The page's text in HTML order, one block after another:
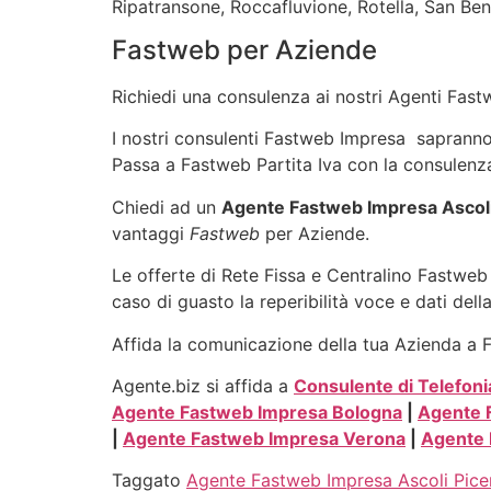
Ripatransone, Roccafluvione, Rotella, San
Fastweb per Aziende
Richiedi una consulenza ai nostri Agenti
I nostri consulenti Fastweb Impresa
Passa a Fastweb Partita Iva con la
Chiedi ad un Agente Fastweb Impresa
vantaggi Fastweb per Aziende.
Le offerte di Rete Fissa e Centralino
caso di guasto la reperibilità voce e dati
Affida la comunicazione della tua Azienda
Agente.biz si affida a Consulente di
Agente Fastweb Impresa Bologna
Agente
Agente Fastweb Impresa Verona
Agente
Taggato Agente Fastweb Impresa Ascoli